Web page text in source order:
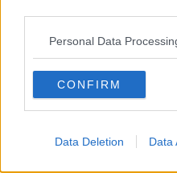
Personal Data
CONFIRM
Data Deletion Data
Un manuale essenziale per
Il corridoio blu
​Il cronoprogramma ottimale
​I costi dell’adeguamento al
Alcune domande da
sorti dell’Elba
​La Scienza dei Cittadini e i
Trump e le sue guerre